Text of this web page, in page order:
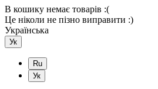
В кошику немає товарів :(
Це ніколи не пізно виправити :)
Українська
Ук
Ru
Ук